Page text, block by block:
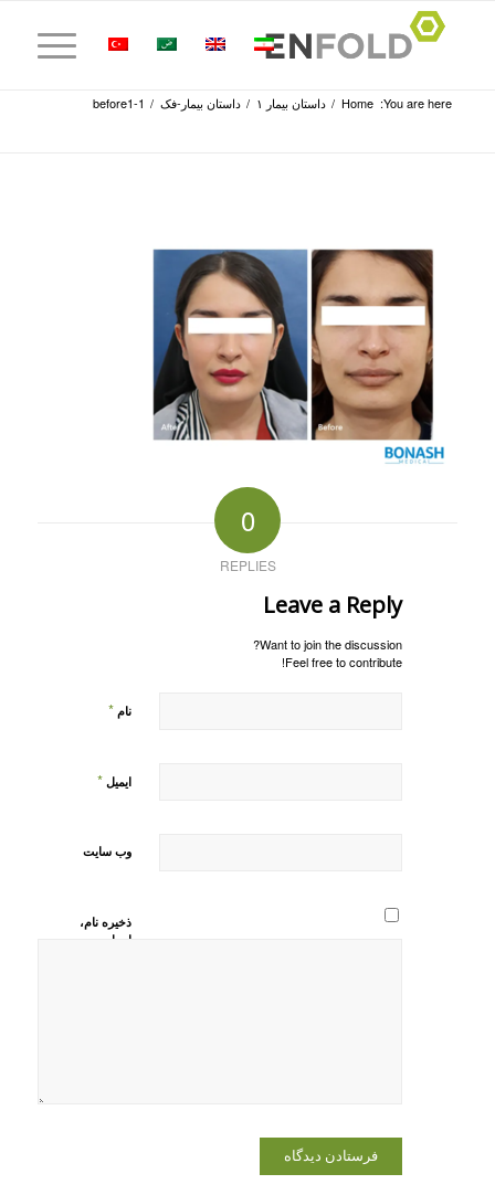
You are here:
Home
/ داستان بیمار ۱ / داستان بیمار-فک /
before1-1
0
REPLIES
Leave a Reply
Want to join the discussion?
Feel free to contribute!
نام *
ایمیل *
وب‌ سایت
ذخیره نام،
ایمیل و